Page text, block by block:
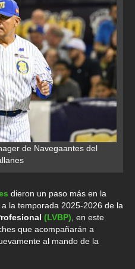
de Navegaantes del
dieron un paso más en la
la temporada 2025-2026 de la
(LVBP) , en este
que acompañarán a
al mando de la